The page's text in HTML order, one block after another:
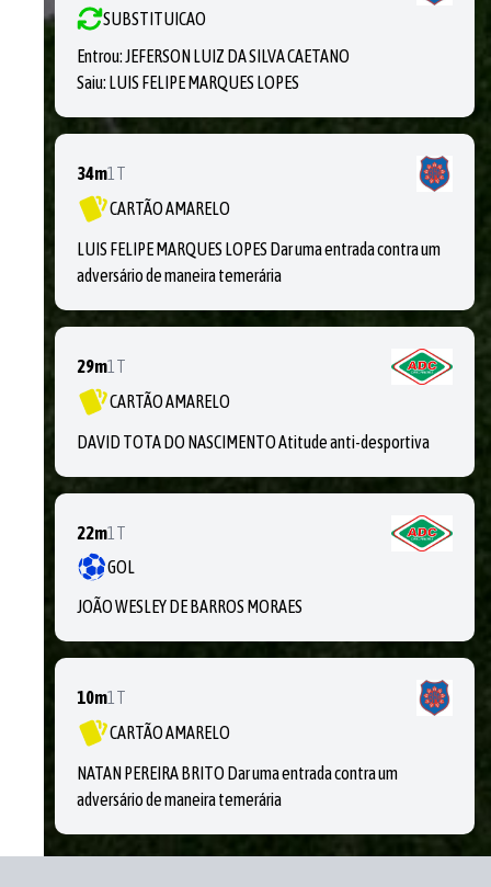
SUBSTITUICAO
Entrou:JEFERSON LUIZ DA SILVA CAETANO
Saiu: LUIS FELIPE MARQUES LOPES
34m1T
CARTÃO AMARELO
LUIS FELIPE MARQUES LOPES Dar uma entrada contra um
adversário de maneira temerária
29m1T
CARTÃO AMARELO
DAVID TOTA DO NASCIMENTO Atitude anti-desportiva
22m1T
GOL
JOÃO WESLEY DE BARROS MORAES
10m1T
CARTÃO AMARELO
NATAN PEREIRA BRITO Dar uma entrada contra um
adversário de maneira temerária